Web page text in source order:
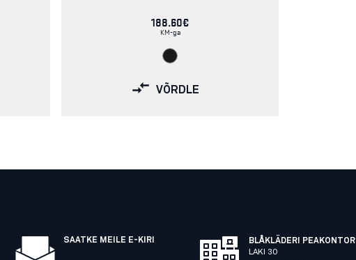
188.60€
KM-ga
VÕRDLE
SAATKE MEILE E-KIRI
BLÅKLÄDERI PEAKONTOR
LAKI 30